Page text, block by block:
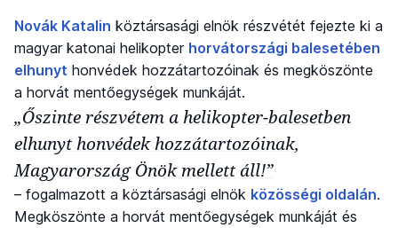
Novák Katalin köztársasági elnök részvétét fejezte ki a
magyar katonai helikopter horvátországi balesetében
elhunyt honvédek hozzátartozóinak és megköszönte
a horvát mentőegységek munkáját.
„Őszinte részvétem a helikopter-balesetben
elhunyt honvédek hozzátartozóinak,
Magyarország Önök mellett áll!”
– fogalmazott a köztársasági elnök közösségi oldalán.
Megköszönte a horvát mentőegységek munkáját és